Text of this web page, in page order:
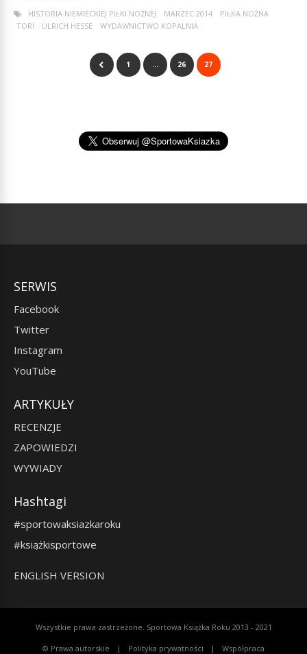
HISTORIA NIEMIECKIEJ PIŁKI NOŻNEJ
MARZEC 2014
PIŁKA NOŻNA
TOR!
ULRICH HESSE WYDAWNICTWO KOPALNIA
1 … 26 27
SERWIS
Facebook
Twitter
Instagram
YouTube
ARTYKUŁY
RECENZJE
ZAPOWIEDZI
WYWIADY
Hashtagi
#sportowaksiazkaroku
#książkisportowe
ENGLISH VERSION
Wszystkie prawa zastrzeżone. Sportowa Książka Roku 2013 - 2021
© Prawa autorskie Polityka prywatności
Współpraca